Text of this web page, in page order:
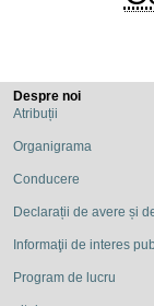
Despre noi
Atribuții
Organigrama
Conducere
Declarații de avere și
Informaţii de interes
Program de lucru